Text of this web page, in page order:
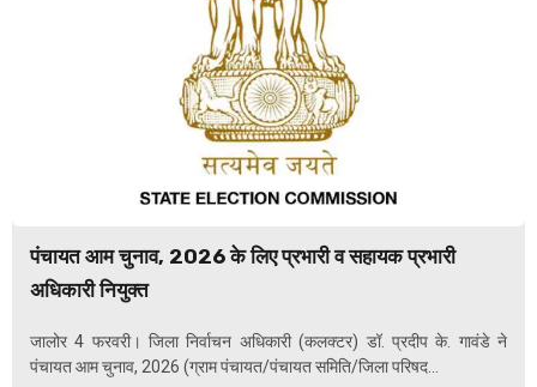
पंचायत आम चुनाव, 2026 के लिए प्रभारी व सहायक प्रभारी
अधिकारी नियुक्त
जालोर 4 फरवरी। जिला निर्वाचन अधिकारी (कलक्टर) डॉ. प्रदीप के. गावंडे ने
पंचायत आम चुनाव, 2026 (ग्राम पंचायत/पंचायत समिति/जिला परिषद...